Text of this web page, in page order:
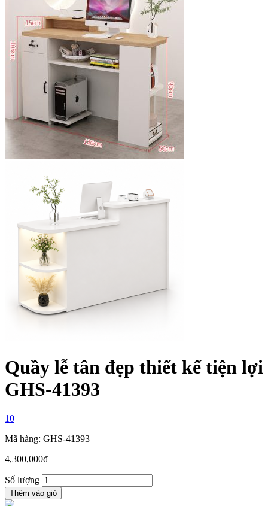
Quầy lễ tân đẹp thiết kế tiện lợi
GHS-41393
10
Mã hàng: GHS-41393
4,300,000₫
Số lượng
Thêm vào giỏ